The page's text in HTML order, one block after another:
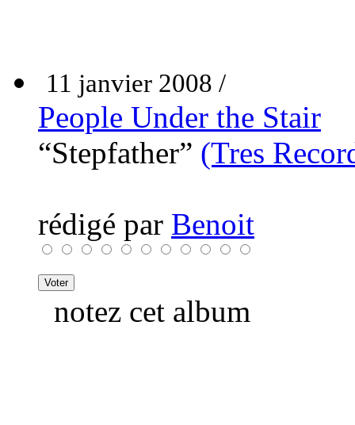
11 janvier 2008 /
People Under the Stair
“Stepfather” (Tres
rédigé par Benoit
notez cet album